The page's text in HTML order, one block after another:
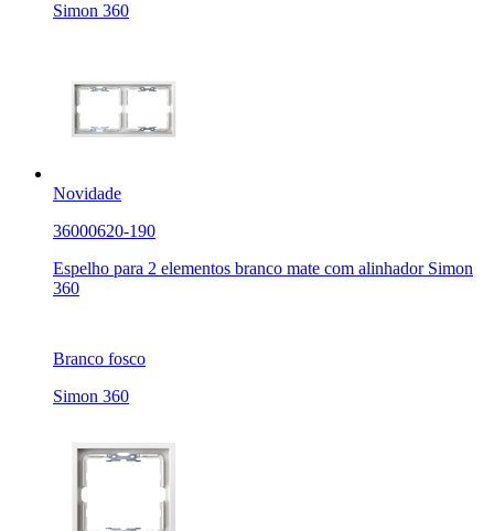
Simon 360
Novidade
36000620-190
Espelho para 2 elementos branco mate com alinhador Simon
360
Branco fosco
Simon 360